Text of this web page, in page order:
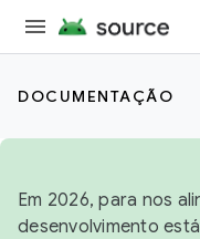
DOCUMENTAÇÃO
Em 2026, para nos
desenvolvimento